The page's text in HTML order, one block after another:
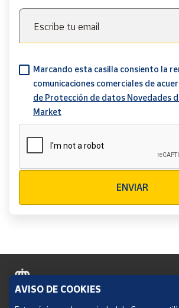
Escribe tu email
Marcando esta casilla consiento la
comunicaciones comerciales de
de Protección de datos Novedades
Market
ENVIAR
Política de cookies
AVISO DE COOKIES